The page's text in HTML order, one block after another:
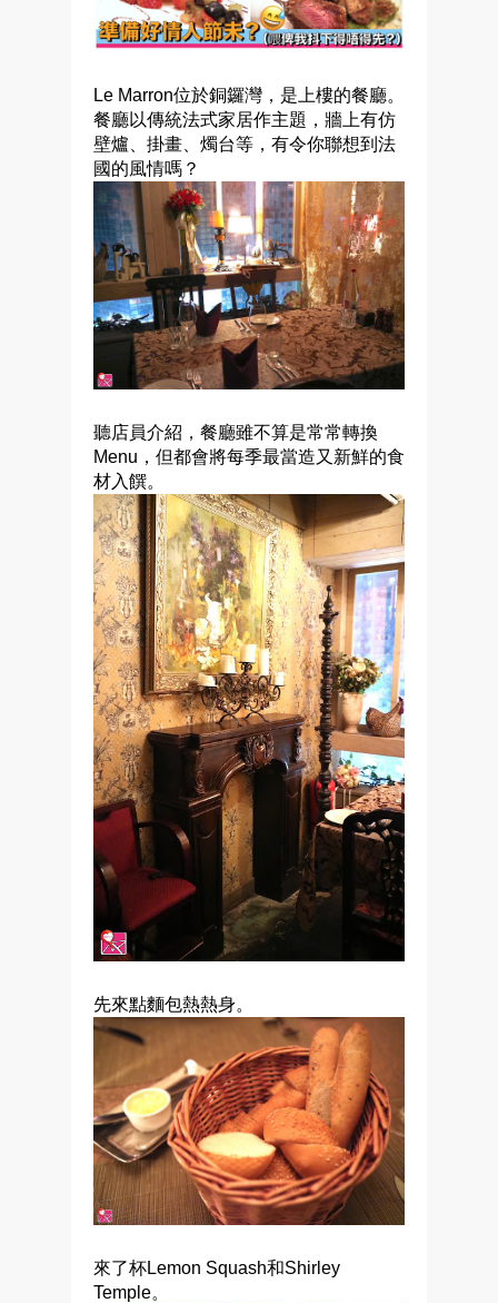
Le Marron位於銅鑼灣，是上樓的餐廳。
餐廳以傳統法式家居作主題，牆上有仿
壁爐、掛畫、燭台等，有令你聯想到法
國的風情嗎？
聽店員介紹，餐廳雖不算是常常轉換
Menu，但都會將每季最當造又新鮮的食
材入饌。
先來點麵包熱熱身。
來了杯Lemon Squash和Shirley
Temple。